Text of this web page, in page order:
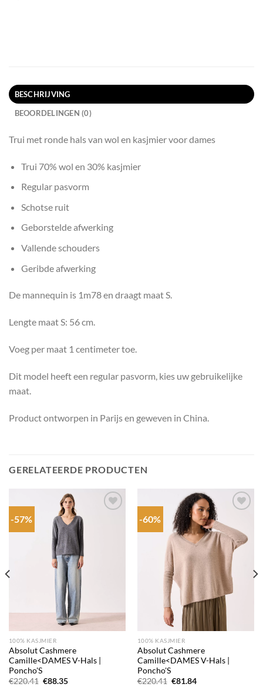
BESCHRIJVING
BEOORDELINGEN (0)
Trui met ronde hals van wol en kasjmier voor dames
Trui 70% wol en 30% kasjmier
Regular pasvorm
Schotse ruit
Geborstelde afwerking
Vallende schouders
Geribde afwerking
De mannequin is 1m78 en draagt maat S.
Lengte maat S: 56 cm.
Voeg per maat 1 centimeter toe.
Dit model heeft een regular pasvorm, kies uw gebruikelijke
maat.
Product ontworpen in Parijs en geweven in China.
GERELATEERDE PRODUCTEN
-57%
100% KASJMIER
Absolut Cashmere
Camille<DAMES V-Hals |
Poncho'S
€220.41 Oorspronkelijke
€88.35Huidige
-60%
wishlist
100% KASJMIER
Absolut Cashmere
Camille<DAMES V-Hals |
Poncho'S
€220.41 Oorspronkelijke
€81.84Huidige